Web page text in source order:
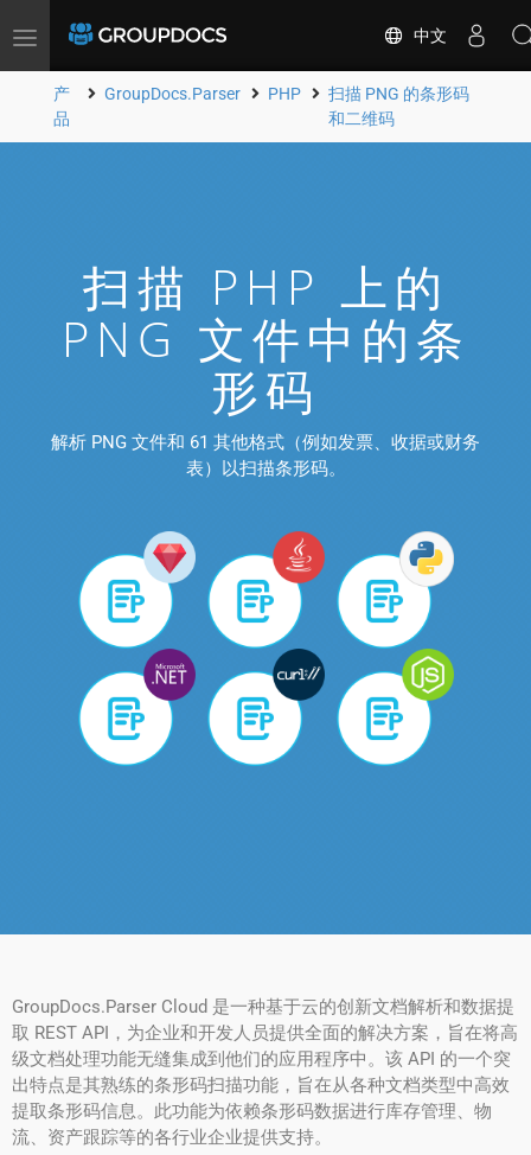
Toggle
中文
产
品
GroupDocs.Parser PHP
扫描 PNG 的条形码
和二维码
扫描 PHP 上的
PNG 文件中的条
形码
解析 PNG 文件和 61 其他格式（例如发票、收据或财务
表）以扫描条形码。
GroupDocs.Parser Cloud 是一种基于云的创新文档解析和数据提
取 REST API，为企业和开发人员提供全面的解决方案，旨在将高
级文档处理功能无缝集成到他们的应用程序中。该 API 的一个突
出特点是其熟练的条形码扫描功能，旨在从各种文档类型中高效
提取条形码信息。此功能为依赖条形码数据进行库存管理、物
流、资产跟踪等的各行业企业提供支持。